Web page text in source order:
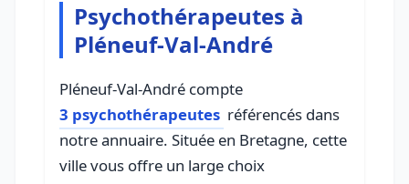
Psychothérapeutes à
Pléneuf-Val-André
Pléneuf-Val-André compte
3 psychothérapeutes référencés dans
notre annuaire. Située en Bretagne, cette
ville vous offre un large choix